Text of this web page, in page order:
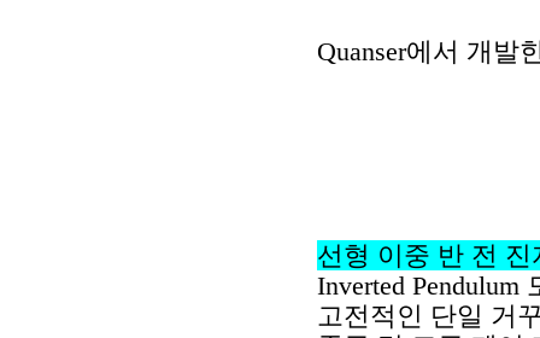
Quanser에서 개발
선형 이중 반 전 진
Inverted Pendulum
고전적인 단일 거